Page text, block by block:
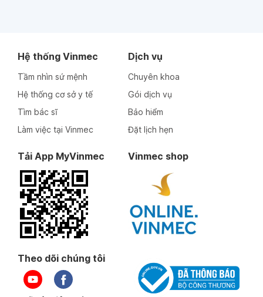
Hệ thống Vinmec
Tầm nhìn sứ mệnh
Hệ thống cơ sở y tế
Tìm bác sĩ
Làm việc tại Vinmec
Dịch vụ
Chuyên khoa
Gói dịch vụ
Bảo hiểm
Đặt lịch hẹn
Tải App MyVinmec Vinmec shop
Theo dõi chúng tôi